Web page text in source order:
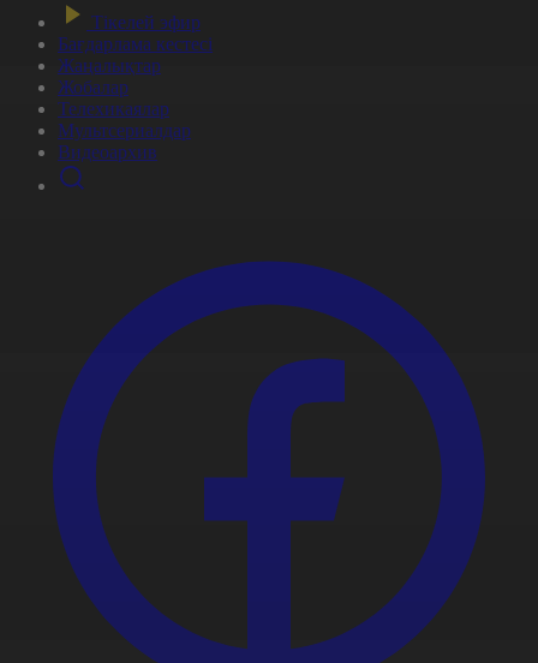
Тікелей эфир
Бағдарлама кестесі
Жаңалықтар
Жобалар
Телехикаялар
Мультсериалдар
Видеоархив